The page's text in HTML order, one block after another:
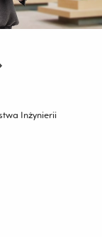
Inżynierii